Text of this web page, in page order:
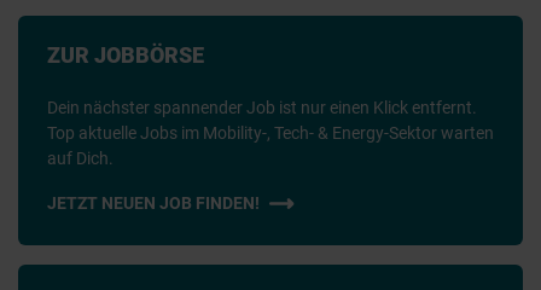
ZUR JOBBÖRSE
Dein nächster spannender Job ist nur einen Klick entfernt.
Top aktuelle Jobs im Mobility-, Tech- & Energy-Sektor warten
auf Dich.
JETZT NEUEN JOB FINDEN!